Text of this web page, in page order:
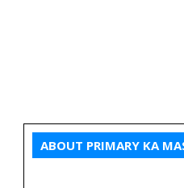
ABOUT PRIMARY KA